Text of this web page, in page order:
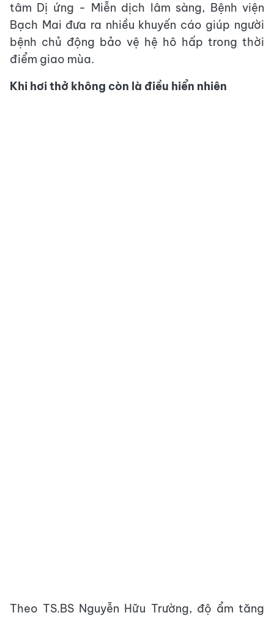
tâm Dị ứng - Miễn dịch lâm sàng, Bệnh viện
Bạch Mai đưa ra nhiều khuyến cáo giúp người
bệnh chủ động bảo vệ hệ hô hấp trong thời
điểm giao mùa.
Khi hơi thở không còn là điều hiển nhiên
Theo TS.BS Nguyễn Hữu Trường, độ ẩm tăng